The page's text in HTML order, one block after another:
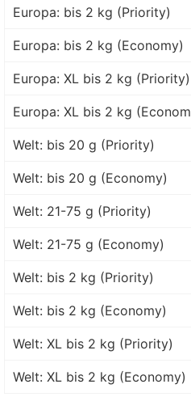
Europa: bis 2 kg (Priority)
Europa: bis 2 kg (Economy)
Europa: XL bis 2 kg (Priority)
Europa: XL bis 2 kg
Welt: bis 20 g (Priority)
Welt: bis 20 g (Economy)
Welt: 21-75 g (Priority)
Welt: 21-75 g (Economy)
Welt: bis 2 kg (Priority)
Welt: bis 2 kg (Economy)
Welt: XL bis 2 kg (Priority)
Welt: XL bis 2 kg (Economy)